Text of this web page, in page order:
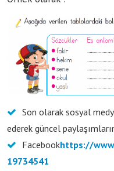
Son olarak sosyal
ederek güncel
Facebookhttps://
19734541